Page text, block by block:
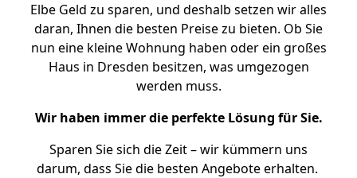
Elbe Geld zu sparen, und deshalb setzen wir alles
daran, Ihnen die besten Preise zu bieten. Ob Sie
nun eine kleine Wohnung haben oder ein großes
Haus in Dresden besitzen, was umgezogen
werden muss.
Wir haben immer die perfekte Lösung für Sie.
Sparen Sie sich die Zeit – wir kümmern uns
darum, dass Sie die besten Angebote erhalten.